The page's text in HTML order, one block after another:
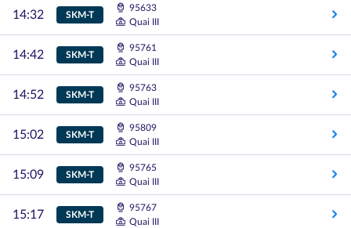
14:32 SKM-T
95633
Quai III
14:42 SKM-T
95761
Quai III
14:52 SKM-T
95763
Quai III
15:02 SKM-T
95809
Quai III
15:09 SKM-T
95765
Quai III
15:17 SKM-T
95767
Quai III